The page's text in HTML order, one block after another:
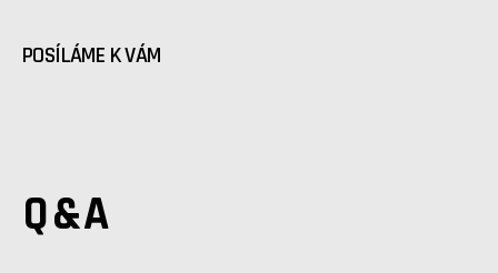
POSÍLÁME K VÁM
Q&A